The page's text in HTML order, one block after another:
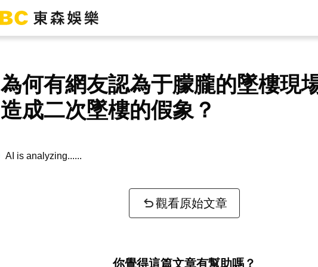
為何有網友認為于朦朧的墜樓現
造成二次墜樓的假象？
AI is analyzing...
觀看原始文章
你覺得這篇文章有幫助嗎？